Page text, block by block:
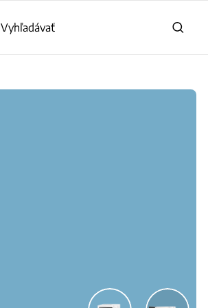
Vyhľadávať